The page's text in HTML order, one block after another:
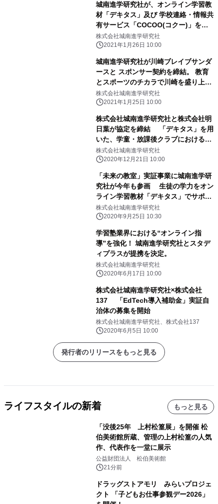
城南進学研究社が、オンライン学習教
材「デキタス」及び 学校連絡・情報共
有サービス「COCOO(コクー)」を用
いた 活用事例発表会を、株式会社137
と共同開催 ～学校現場のリアルな声
株式会社城南進学研究社
2021年1月26日 10:00
城南進学研究社が川崎ブレイブサンダ
ースと スポンサー契約を締結。 教育
とスポーツのチカラで川崎を盛り上げ
ます。
株式会社城南進学研究社
2021年1月25日 10:00
株式会社城南進学研究社と株式会社明
日葉が協定を締結 「デキタス」を用
いた、学童・放課後クラブにおける
ICT利活用の促進を目指す
株式会社城南進学研究社
2020年12月21日 10:00
「未来の教室」実証事業に城南進学研
究社が今年も参画 生徒の学力をオン
ライン学習教材「デキタス」でサポー
ト
株式会社城南進学研究社
2020年9月25日 10:30
学習塾業界における“オンライン指
導”を強化！ 城南進学研究社とスタデ
ィプラスが提携を決定。
株式会社城南進学研究社
2020年6月17日 10:00
株式会社城南進学研究社×株式会社
137 「EdTech導入補助金」実証自
治体の募集を開始
株式会社城南進学研究社、株式会社137
2020年6月5日 10:00
発行者のリリースをもっと見る
ライフスタイルの新着 もっと見る
「没後25年 上村松篁展」を開催 松
伯美術館所蔵、管理の上村松篁の人気
作、代表作を一堂に展示
公益財団法人 松伯美術館
21分前
ドラッグストアモリ みらいプロジェ
クト 「子どもお仕事参観デー2026」